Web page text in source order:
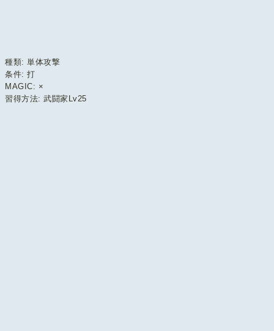
種類: 単体攻撃
条件: 打
MAGIC: ×
習得方法: 武闘家Lv25